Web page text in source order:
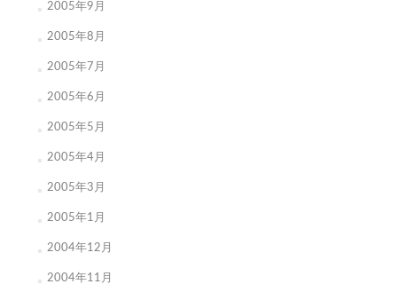
2005年9月
2005年8月
2005年7月
2005年6月
2005年5月
2005年4月
2005年3月
2005年1月
2004年12月
2004年11月